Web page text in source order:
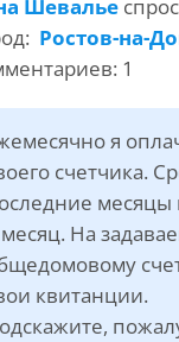
1
Шевалье
Ростов-на-
1
я
счетчика.
На
квитанции.